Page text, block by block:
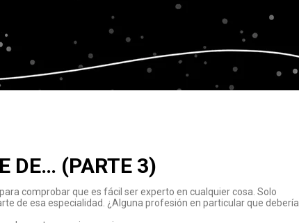
DE… (PARTE 3)
comprobar que es fácil ser experto en cualquier cosa. Solo
de esa especialidad. ¿Alguna profesión en particular que debería